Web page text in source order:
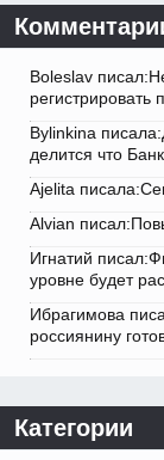
Boleslav
регистрировать
Bylinkina
делится что Банк.
Ajelita
Alvian
Игнатий
уровне будет
Ибрагимова
россиянину
Категории